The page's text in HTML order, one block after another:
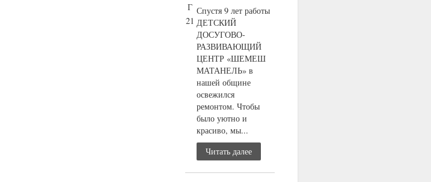
Г
21
Спустя 9 лет работы
ДЕТСКИЙ
ДОСУГОВО-
РАЗВИВАЮЩИЙ
ЦЕНТР «ШЕМЕШ
МАТАНЕЛЬ» в
нашей общине
освежился
ремонтом. Чтобы
было уютно и
красиво, мы...
Читать далее